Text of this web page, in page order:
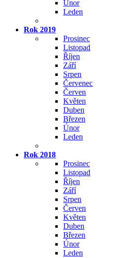
Únor
Leden
Rok 2019
Prosinec
Listopad
Říjen
Září
Srpen
Červenec
Červen
Květen
Duben
Březen
Únor
Leden
Rok 2018
Prosinec
Listopad
Říjen
Září
Srpen
Červen
Květen
Duben
Březen
Únor
Leden